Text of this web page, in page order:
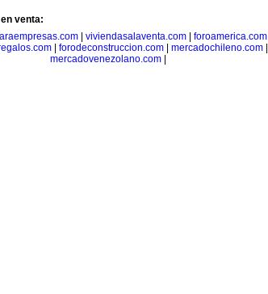
venta:
| viviendasalaventa.com| foroamerica.com|
| forodeconstruccion.com| mercadochileno.com|
mercadovenezolano.com